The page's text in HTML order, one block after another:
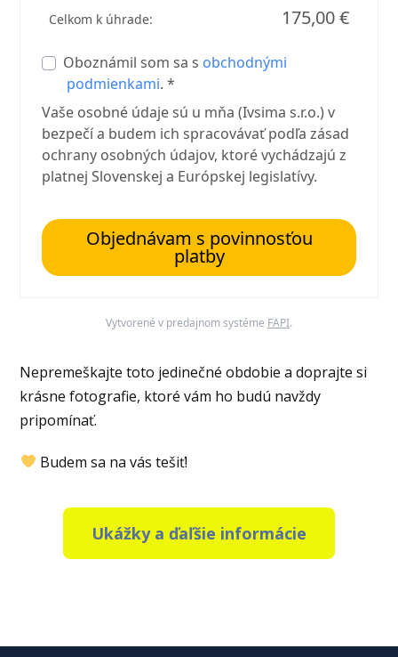
Celkom k úhrade: 175,00 €
Oboznámil som sa s obchodnými
podmienkami. *
Vaše osobné údaje sú u mňa (Ivsima s.r.o.) v
bezpečí a budem ich spracovávať podľa zásad
ochrany osobných údajov, ktoré vychádzajú z
platnej Slovenskej a Európskej legislatívy.
Objednávam s povinnosťou
platby
Vytvorené v predajnom systéme FAPI.
Nepremeškajte toto jedinečné obdobie a doprajte si
krásne fotografie, ktoré vám ho budú navždy
pripomínať.
Budem sa na vás tešiť!
Ukážky a ďaľšie informácie